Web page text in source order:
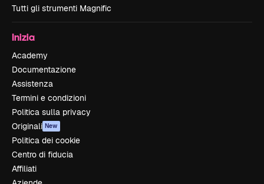
Tutti gli strumenti Magnific
Inizia
Academy
Documentazione
Assistenza
Termini e condizioni
Politica sulla privacy
Originali New
Politica dei cookie
Centro di fiducia
Affiliati